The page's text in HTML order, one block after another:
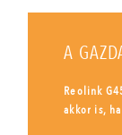
A
Reolink
akkor is,